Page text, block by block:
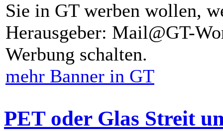
Sie in GT werben wollen,
Herausgeber: Mail@GT-
Werbung schalten.
mehr Banner in GT
PET oder Glas Streit